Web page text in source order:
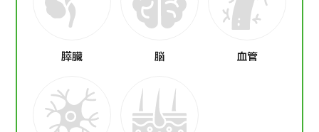
膵臓 脳 血管